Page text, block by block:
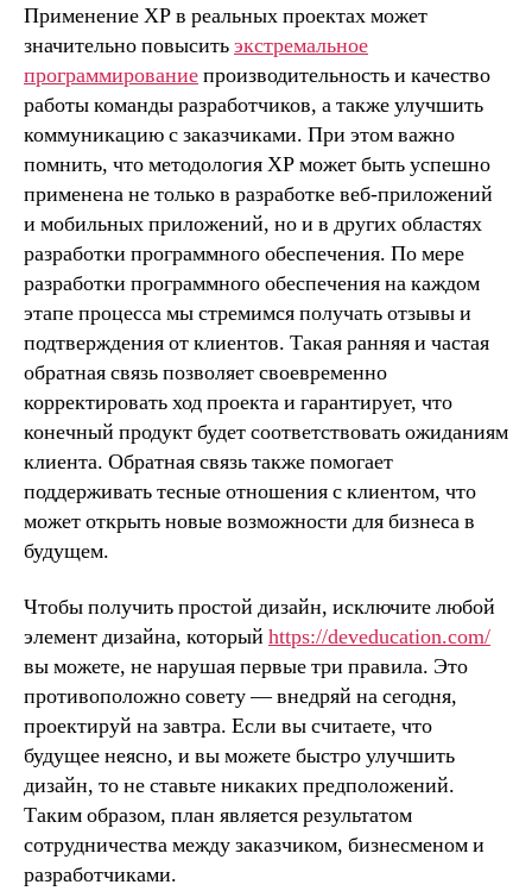
Применение XP в реальных проектах может
значительно повыситьэкстремальное
программированиепроизводительность и качество
работы команды разработчиков, а также улучшить
коммуникацию с заказчиками. При этом важно
помнить, что методология XP может быть успешно
применена не только в разработке веб-приложений
и мобильных приложений, но и в других областях
разработки программного обеспечения. По мере
разработки программного обеспечения на каждом
этапе процесса мы стремимся получать отзывы и
подтверждения от клиентов. Такая ранняя и частая
обратная связь позволяет своевременно
корректировать ход проекта и гарантирует, что
конечный продукт будет соответствовать ожиданиям
клиента. Обратная связь также помогает
поддерживать тесные отношения с клиентом, что
может открыть новые возможности для бизнеса в
будущем.
Чтобы получить простой дизайн, исключите любой
элемент дизайна, который https://deveducation.com/
вы можете, не нарушая первые три правила. Это
противоположно совету — внедряй на сегодня,
проектируй на завтра. Если вы считаете, что
будущее неясно, и вы можете быстро улучшить
дизайн, то не ставьте никаких предположений.
Таким образом, план является результатом
сотрудничества между заказчиком, бизнесменом и
разработчиками.